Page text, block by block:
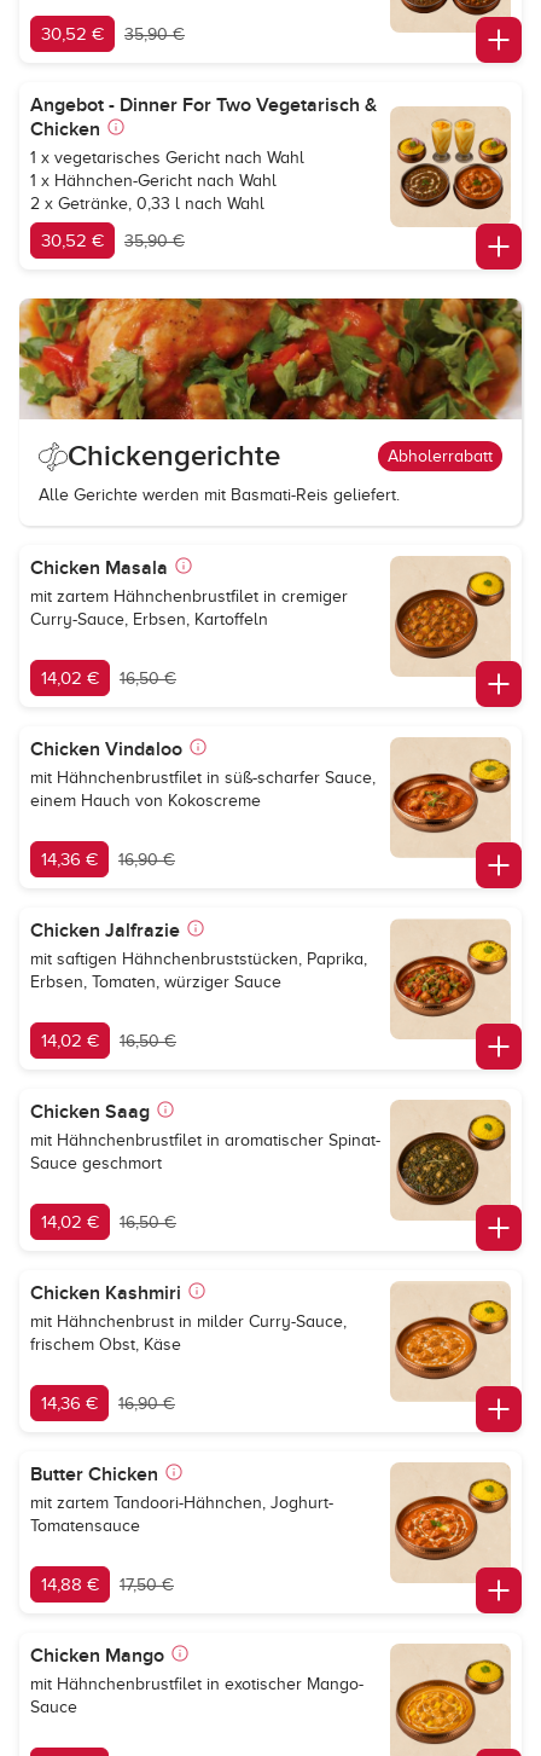
30,52 € 35,90 €
Angebot - Dinner For Two Vegetarisch &
Chicken
1 x vegetarisches Gericht nach Wahl
1 x Hähnchen-Gericht nach Wahl
2 x Getränke, 0,33 l nach Wahl
30,52 € 35,90 €
Chickengerichte Abholerrabatt
Alle Gerichte werden mit Basmati-Reis geliefert.
Chicken Masala
mit zartem Hähnchenbrustfilet in cremiger
Curry-Sauce, Erbsen, Kartoffeln
14,02 € 16,50 €
Chicken Vindaloo
mit Hähnchenbrustfilet in süß-scharfer Sauce,
einem Hauch von Kokoscreme
14,36 € 16,90 €
Chicken Jalfrazie
mit saftigen Hähnchenbruststücken, Paprika,
Erbsen, Tomaten, würziger Sauce
14,02 € 16,50 €
Chicken Saag
mit Hähnchenbrustfilet in aromatischer Spinat-
Sauce geschmort
14,02 € 16,50 €
Chicken Kashmiri
mit Hähnchenbrust in milder Curry-Sauce,
frischem Obst, Käse
14,36 € 16,90 €
Butter Chicken
mit zartem Tandoori-Hähnchen, Joghurt-
Tomatensauce
14,88 € 17,50 €
Chicken Mango
mit Hähnchenbrustfilet in exotischer Mango-
Sauce